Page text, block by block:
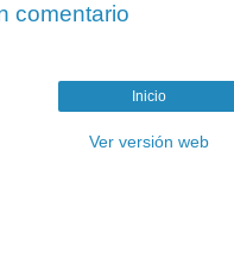
comentario
Inicio
Ver versión web